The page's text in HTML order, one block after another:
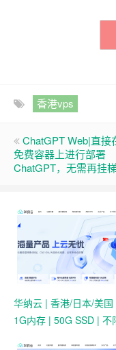
香港vps
ChatGPT Web|直接
免费容器上进行部署
ChatGPT，无需再挂梯
华纳云 | 香港/日本/美
1G内存 | 50G SSD | 不